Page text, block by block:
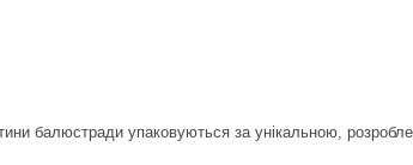
балюстради упаковуються за унікальною,